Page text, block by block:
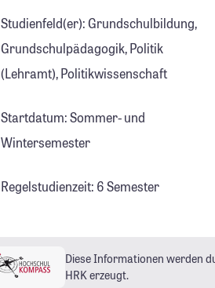
Studienfeld(er): Grundschulbildung,
Grundschulpädagogik, Politik
(Lehramt), Politikwissenschaft
Startdatum: Sommer- und
Wintersemester
Regelstudienzeit: 6 Semester
Diese Informationen werden
HRK erzeugt.